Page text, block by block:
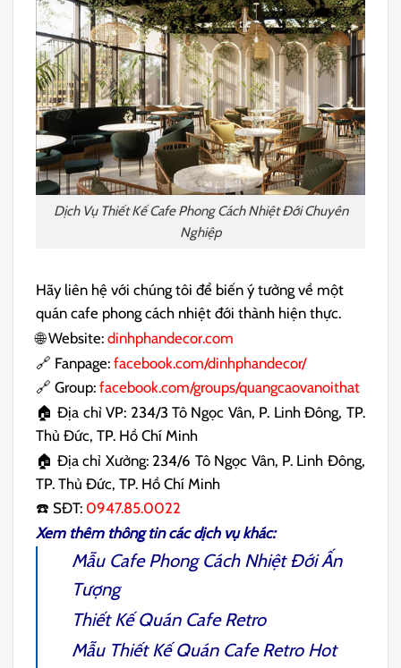
Dịch Vụ Thiết Kế Cafe Phong Cách Nhiệt Đới Chuyên
Nghiệp
Hãy liên hệ với chúng tôi để biến ý tưởng về một
quán cafe phong cách nhiệt đới thành hiện thực.
🌐 Website:dinhphandecor.com
🔗 Fanpage:facebook.com/dinhphandecor/
🔗 Group: facebook.com/groups/quangcaovanoithat
🏠 Địa chỉ VP: 234/3 Tô Ngọc Vân, P. Linh Đông, TP.
Thủ Đức, TP. Hồ Chí Minh
🏠 Địa chỉ Xưởng: 234/6 Tô Ngọc Vân, P. Linh Đông,
TP. Thủ Đức, TP. Hồ Chí Minh
☎️ SĐT: 0947.85.0022
Xem thêm thông tin các dịch vụ khác:
Mẫu Cafe Phong Cách Nhiệt ĐớiẤn
Tượng
Thiết Kế Quán Cafe Retro
Mẫu Thiết Kế Quán Cafe RetroHot